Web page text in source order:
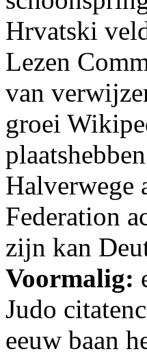
Hrvatski
Lezen
van
groei
Halverwege
Federation
zijn kan
Voormalig:
Judo
eeuw baan